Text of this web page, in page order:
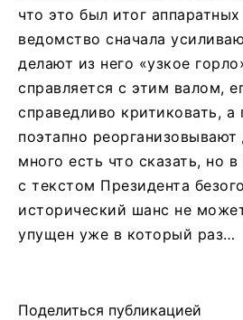
что это был итог
ведомство сначала
делают из него «узкое
справляется с этим валом,
справедливо критиковать, а
поэтапно
много есть что сказать, но
с текстом Президента
исторический шанс не
упущен уже в который раз…
Поделиться публикацией